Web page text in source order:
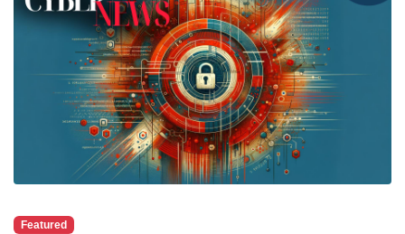
Featured